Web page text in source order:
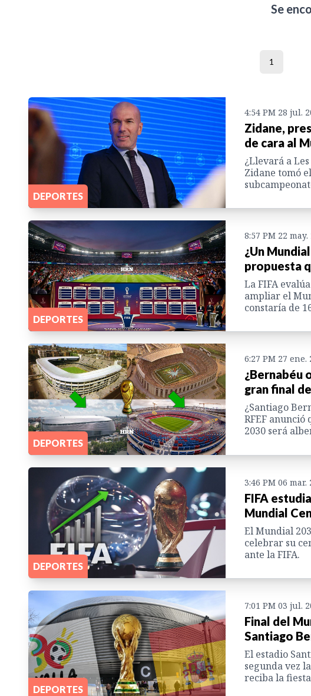
Se
1
DEPORTES
4:54 PM 28 jul.
Zidane,
de cara al
¿Llevará a
Zidane tomó
DEPORTES
8:57 PM 22 may.
¿Un
propuesta
La FIFA
ampliar el
constaría de
DEPORTES
6:27 PM 27 ene.
¿Bernabéu
gran final
¿Santiago
RFEF
2030 será
DEPORTES
3:46 PM 06 mar.
FIFA
Mundial
El Mundial
celebrar su
ante la FIFA.
DEPORTES
7:01 PM 03 jul.
Final del
Santiago
El estadio
segunda vez
reciba la